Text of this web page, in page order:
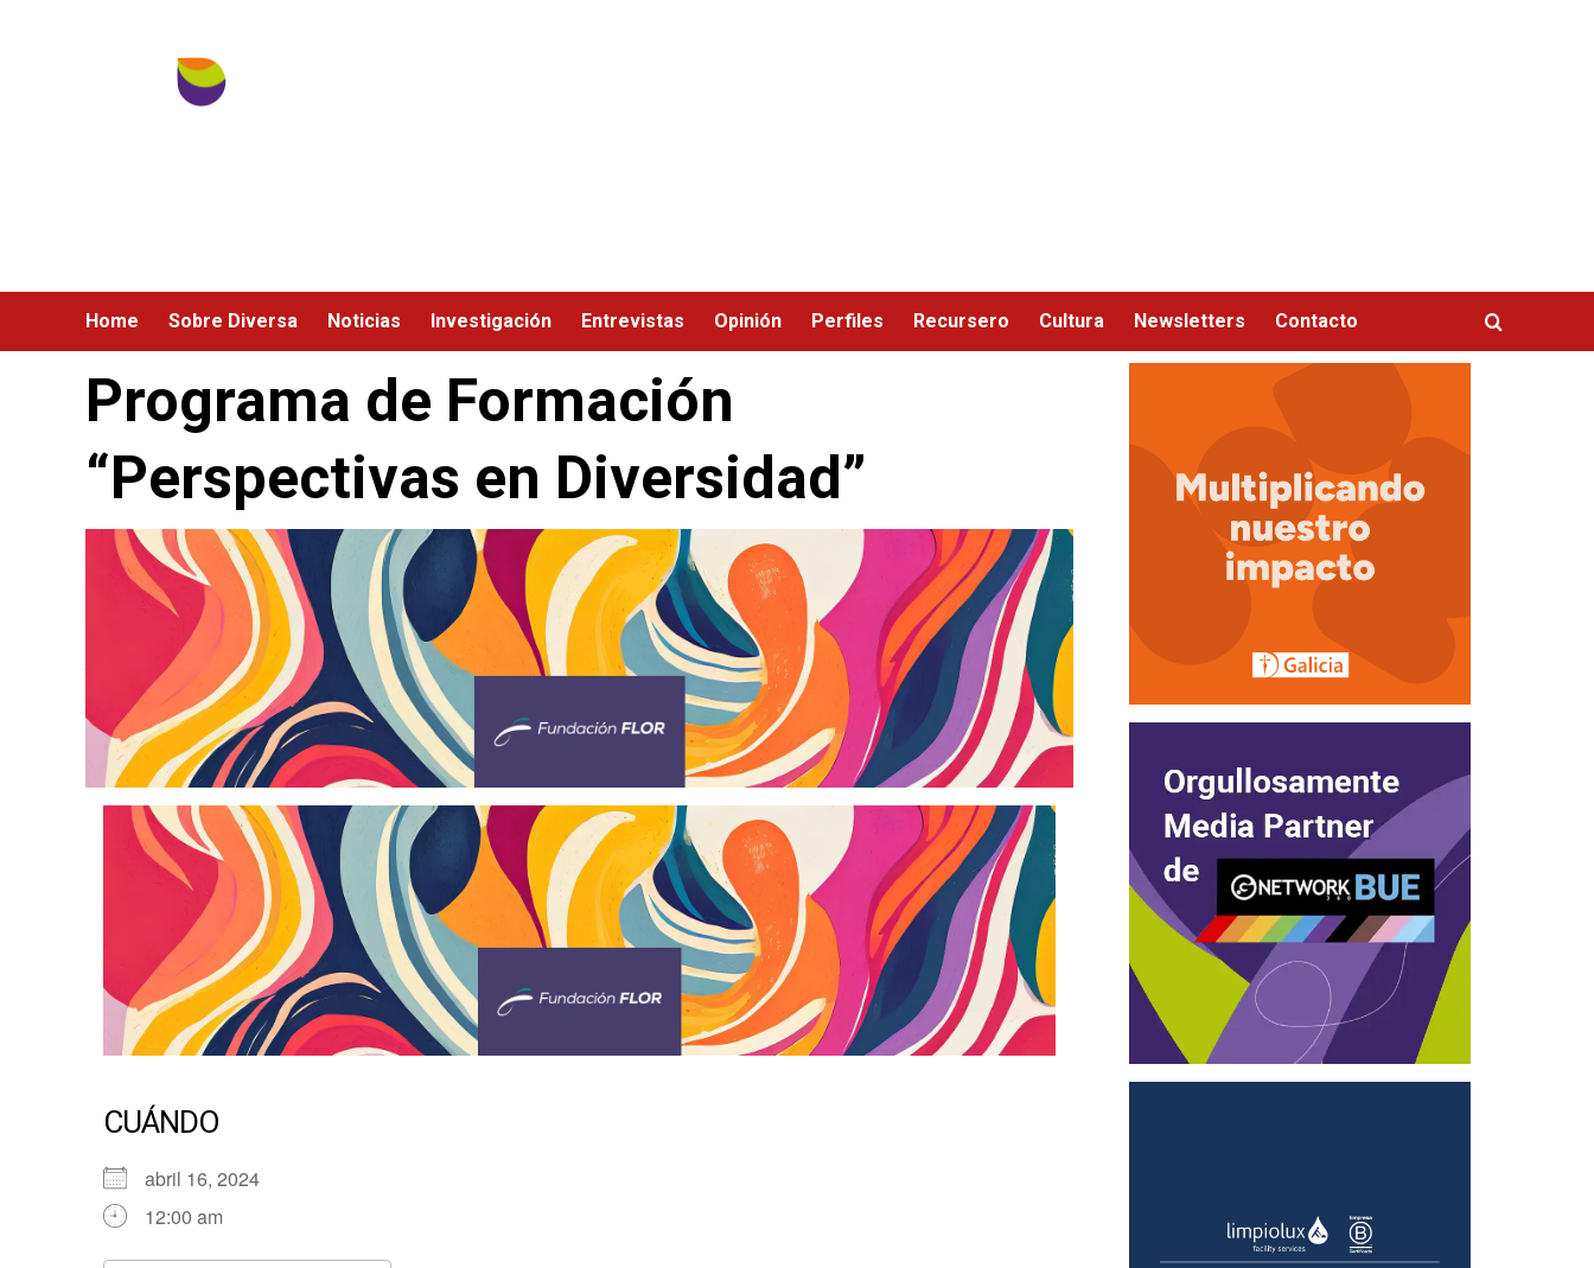
Home Sobre Diversa Noticias Investigación Entrevistas Opinión Perfiles Recursero Cultura Newsletters Contacto
Programa de Formación
“Perspectivas en Diversidad”
CUÁNDO
abril 16, 2024
12:00 am